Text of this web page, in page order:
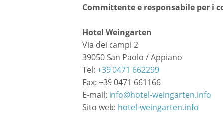
Committente e responsabile per i
Hotel Weingarten
Via dei campi 2
39050 San Paolo / Appiano
Tel: +39 0471 662299
Fax: +39 0471 661166
E-mail: info@hotel-weingarten.info
Sito web: hotel-weingarten.info